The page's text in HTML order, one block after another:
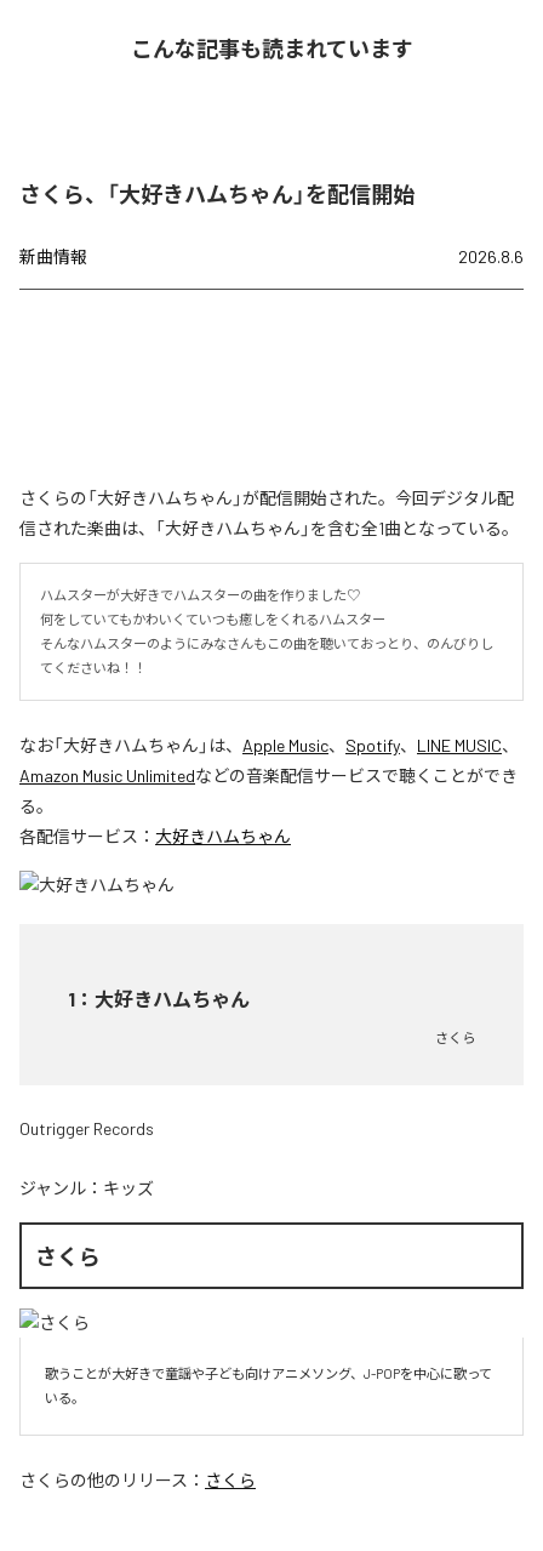
こんな記事も読まれています
さくら、「大好きハムちゃん」を配信開始
新曲情報 2026.8.6
さくらの「大好きハムちゃん」が配信開始された。今回デジタル配
信された楽曲は、「大好きハムちゃん」を含む全1曲となっている。
ハムスターが大好きでハムスターの曲を作りました♡
何をしていてもかわいくていつも癒しをくれるハムスター
そんなハムスターのようにみなさんもこの曲を聴いておっとり、のんびりし
てくださいね！！
なお「大好きハムちゃん 」は、 Apple Music、 Spotify、 LINE MUSIC、
Amazon Music Unlimitedなどの音楽配信サービスで聴くことができ
る。
各配信サービス： 大好きハムちゃん
1 ： 大好きハムちゃん
さくら
Outrigger Records
ジャンル： キッズ
さくら
歌うことが大好きで童謡や子ども向けアニメソング、J-POPを中心に歌って
いる。
さくらの他のリリース： さくら